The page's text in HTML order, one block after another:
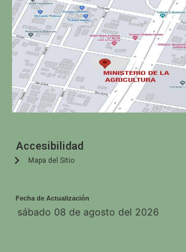
Accesibilidad
Mapa del Sitio
Fecha de Actualización
sábado 08 de agosto del 2026